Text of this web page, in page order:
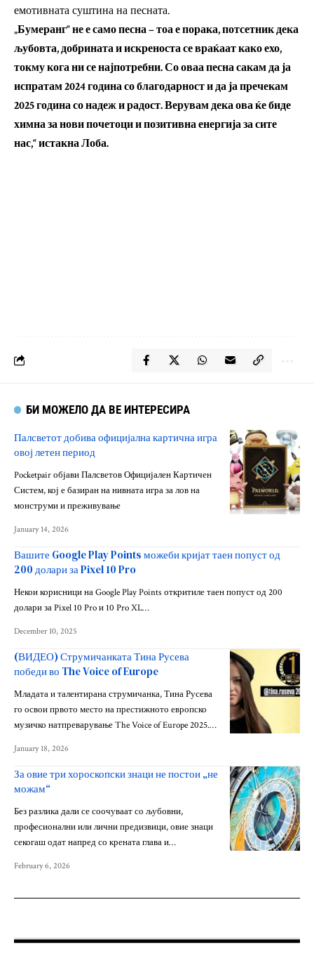
емотивната суштина на песната.
„Бумеранг“ не е само песна – тоа е порака, потсетник дека
љубовта, добрината и искреноста се враќаат како ехо,
токму кога ни се најпотребни. Со оваа песна сакам да ја
испратам 2024 година со благодарност и да ја пречекам
2025 година со надеж и радост. Верувам дека ова ќе биде
химна за нови почетоци и позитивна енергија за сите
нас,“ истакна Лоба.
БИ МОЖЕЛО ДА ВЕ ИНТЕРЕСИРА
Палсветот добива официјална картична игра
овој летен период
Pocketpair објави Палсветов Официјален Картичен
Систем, кој е базиран на нивната игра за лов на
монструми и преживување
January 14, 2026
Вашите Google Play Points можеби кријат таен попуст од
200 долари за Pixel 10 Pro
Некои корисници на Google Play Points откритиле таен попуст од 200
долари за Pixel 10 Pro и 10 Pro XL…
December 10, 2025
(ВИДЕО) Струмичанката Тина Русева
победи во The Voice of Europe
Младата и талентирана струмичанка, Тина Русева
го освои првото место на престижното европско
музичко натпреварување The Voice of Europe 2025.…
January 18, 2026
За овие три хороскопски знаци не постои „не
можам“
Без разлика дали се соочуваат со љубовни,
професионални или лични предизвици, овие знаци
секогаш одат напред со крената глава и…
February 6, 2026